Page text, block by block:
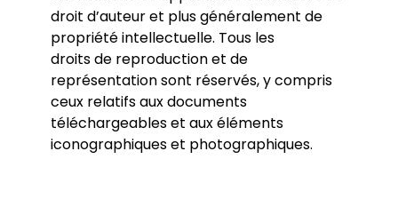
droit d’auteur et plus généralement de
propriété intellectuelle. Tous les
droits de reproduction et de
représentation sont réservés, y compris
ceux relatifs aux documents
téléchargeables et aux éléments
iconographiques et photographiques.